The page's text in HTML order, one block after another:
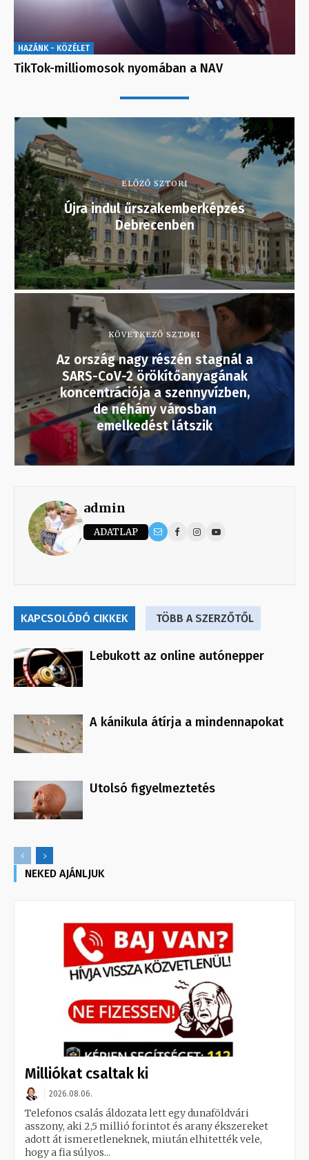
HAZÁNK - KÖZÉLET
TikTok-milliomosok nyomában a NAV
ELŐZŐ SZTORI
Újra indul űrszakemberképzés
Debrecenben
KÖVETKEZŐ SZTORI
Az ország nagy részén stagnál a
SARS-CoV-2 örökítőanyagának
koncentrációja a szennyvízben,
de néhány városban
emelkedést látszik
admin
ADATLAP
KAPCSOLÓDÓ CIKKEK TÖBB A SZERZŐTŐL
Lebukott az online autónepper
A kánikula átírja a mindennapokat
Utolsó figyelmeztetés
NEKED AJÁNLJUK
Milliókat csaltak ki
2026.08.06.
Telefonos csalás áldozata lett egy dunaföldvári
asszony, aki 2,5 millió forintot és arany ékszereket
adott át ismeretleneknek, miután elhitették vele,
hogy a fia súlyos...